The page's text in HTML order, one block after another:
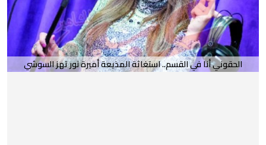
الحقوني أنا في القسم.. استغاثة المذيعة أميرة نور تهز السوشي